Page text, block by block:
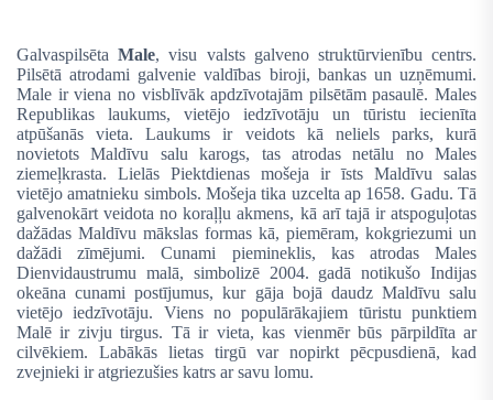
GalvaspilsētaMale, visu valsts galveno struktūrvienību centrs.
Pilsētā atrodami galvenie valdības biroji, bankas un uzņēmumi.
Male ir viena no visblīvāk apdzīvotajām pilsētām pasaulē. Males
Republikas laukums, vietējo iedzīvotāju un tūristu iecienīta
atpūšanās vieta. Laukums ir veidots kā neliels parks, kurā
novietots Maldīvu salu karogs, tas atrodas netālu no Males
ziemeļkrasta. Lielās Piektdienas mošeja ir īsts Maldīvu salas
vietējo amatnieku simbols. Mošeja tika uzcelta ap 1658. Gadu. Tā
galvenokārt veidota no koraļļu akmens, kā arī tajā ir atspoguļotas
dažādas Maldīvu mākslas formas kā, piemēram, kokgriezumi un
dažādi zīmējumi. Cunami piemineklis, kas atrodas Males
Dienvidaustrumu malā, simbolizē 2004. gadā notikušo Indijas
okeāna cunami postījumus, kur gāja bojā daudz Maldīvu salu
vietējo iedzīvotāju. Viens no populārākajiem tūristu punktiem
Malē ir zivju tirgus. Tā ir vieta, kas vienmēr būs pārpildīta ar
cilvēkiem. Labākās lietas tirgū var nopirkt pēcpusdienā, kad
zvejnieki ir atgriezušies katrs ar savu lomu.